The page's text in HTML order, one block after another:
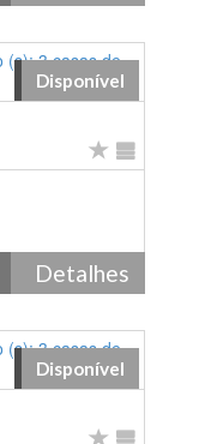
Disponível
Detalhes
Disponível